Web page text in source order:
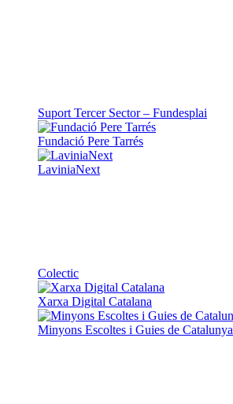
Suport Tercer Sector – Fundesplai
Fundació Pere Tarrés
LaviniaNext
Colectic
Xarxa Digital Catalana
Minyons Escoltes i Guies de Catalunya